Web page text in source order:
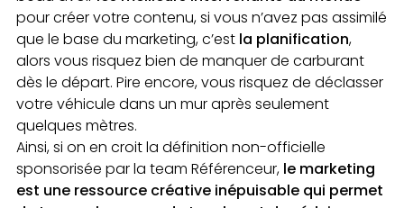
pour créer votre contenu, si vous n’avez pas assimilé
que le base du marketing, c’est la planification,
alors vous risquez bien de manquer de carburant
dès le départ. Pire encore, vous risquez de déclasser
votre véhicule dans un mur après seulement
quelques mètres.
Ainsi, si on en croit la définition non-officielle
sponsorisée par la team Référenceur, le marketing
est une ressource créative inépuisable qui permet